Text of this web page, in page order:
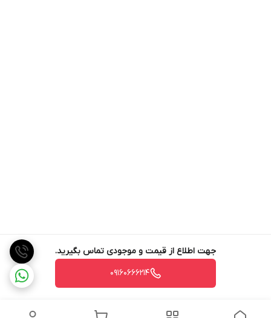
جهت اطلاع از قیمت و موجودی تماس بگیرید.
09160666214